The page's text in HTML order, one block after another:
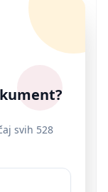
svih 528